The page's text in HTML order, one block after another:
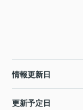
情報更新日
更新予定日